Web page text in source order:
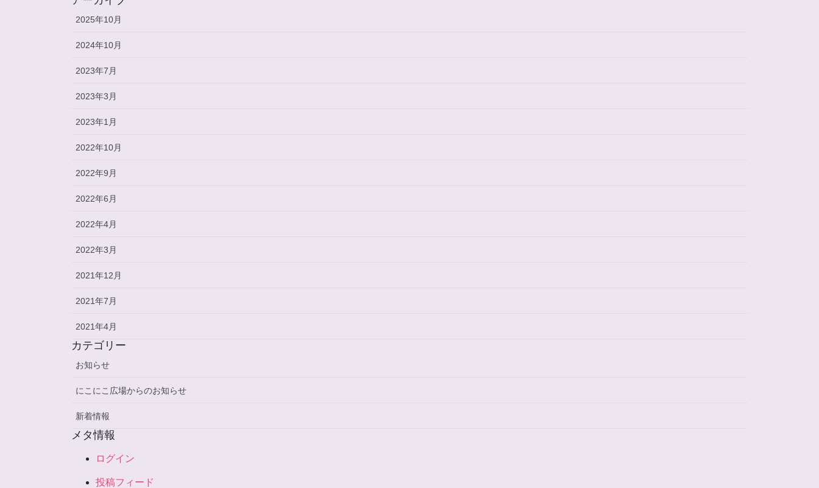
2025年10月
2024年10月
2023年7月
2023年3月
2023年1月
2022年10月
2022年9月
2022年6月
2022年4月
2022年3月
2021年12月
2021年7月
2021年4月
カテゴリー
お知らせ
にこにこ広場からのお知らせ
新着情報
メタ情報
ログイン
投稿フィード